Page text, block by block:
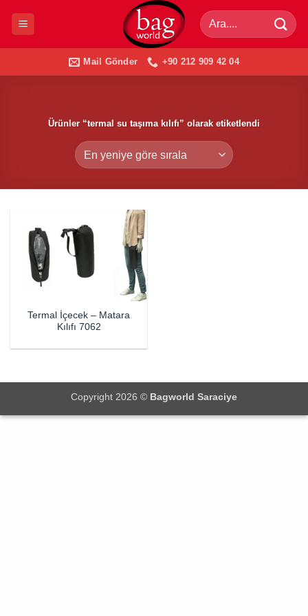
Ara:
Mail Gönder +90 212 909 42 04
Ürünler “termal su taşıma kılıfı” olarak etiketlendi
Termal İçecek – Matara
Kılıfı 7062
Copyright 2026 © Bagworld Saraciye